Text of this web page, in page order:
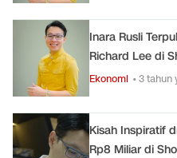
Inara Rusli
Richard Lee di
Ekonomi • 3 tahun
Kisah Inspiratif
Rp8 Miliar di